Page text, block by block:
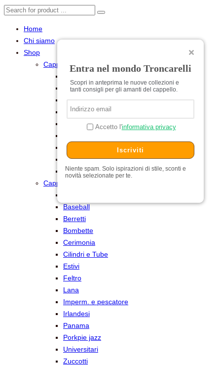
Entra nel mondo Troncarelli
Scopri in anteprima le nuove collezioni e
tanti consigli per gli amanti del cappello.
Accetto l'informativa privacy
Iscriviti
Niente spam. Solo ispirazioni di stile, sconti e
novità selezionate per te.
Home
Chi siamo
Shop
Cappelli per Lei
Cerimonia
Cilindri e Tube
Cloche
Pelliccia
Turbanti
Universitari
Cappelli per Lui
Baseball
Berretti
Bombette
Cerimonia
Cilindri e Tube
Estivi
Feltro
Lana
Imperm. e pescatore
Irlandesi
Panama
Porkpie jazz
Universitari
Zuccotti